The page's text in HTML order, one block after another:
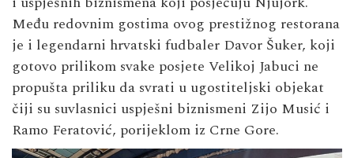
Među redovnim gostima ovog prestižnog restorana
je i legendarni hrvatski fudbaler Davor Šuker, koji
gotovo prilikom svake posjete Velikoj Jabuci ne
propušta priliku da svrati u ugostiteljski objekat
čiji su suvlasnici uspješni biznismeni Zijo Musić i
Ramo Feratović, porijeklom iz Crne Gore.